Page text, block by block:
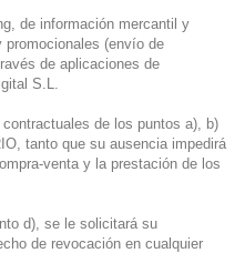
de información mercantil y
(envío de
de aplicaciones de
S.L.
de los puntos a), b)
tanto que su ausencia impedirá
venta y la prestación de los
d), se le solicitará su
de revocación en cualquier